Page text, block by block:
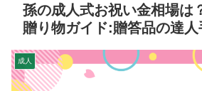
孫の成人式お祝い金相場は
贈り物ガイド:贈答品の達人
成人